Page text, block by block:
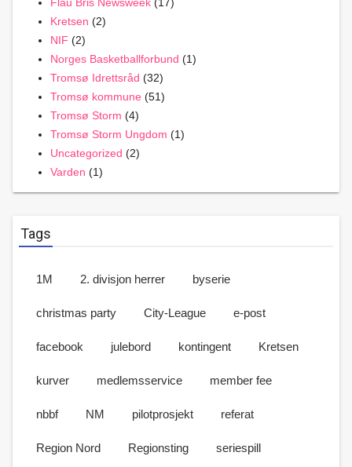
Kretsen (2)
NIF (2)
Norges Basketballforbund (1)
Tromsø Idrettsråd (32)
Tromsø kommune (51)
Tromsø Storm (4)
Tromsø Storm Ungdom (1)
Uncategorized (2)
Varden (1)
Tags
1M 2. divisjon herrer byserie
christmas party City-League e-post
facebook julebord kontingent Kretsen
kurver medlemsservice member fee
nbbf NM pilotprosjekt referat
Region Nord Regionsting seriespill